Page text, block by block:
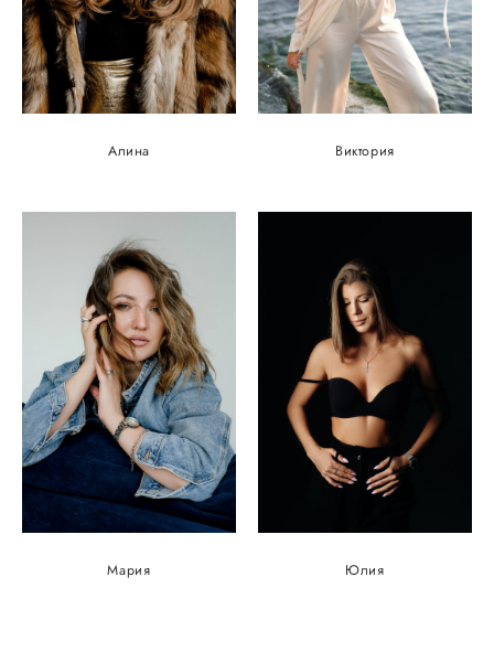
Алина Виктория
Мария Юлия